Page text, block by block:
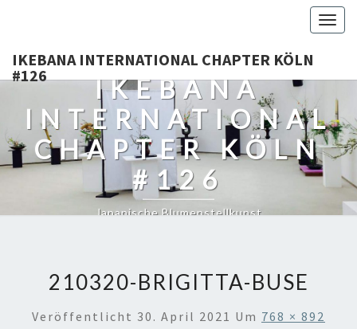
IKEBANA INTERNATIONAL CHAPTER KÖLN
#126
IKEBANA
INTERNATIONAL
CHAPTER KÖLN
#126
Japanische Blumenstellkunst
210320-BRIGITTA-BUSE
Veröffentlicht 30. April 2021 Um 768 × 892